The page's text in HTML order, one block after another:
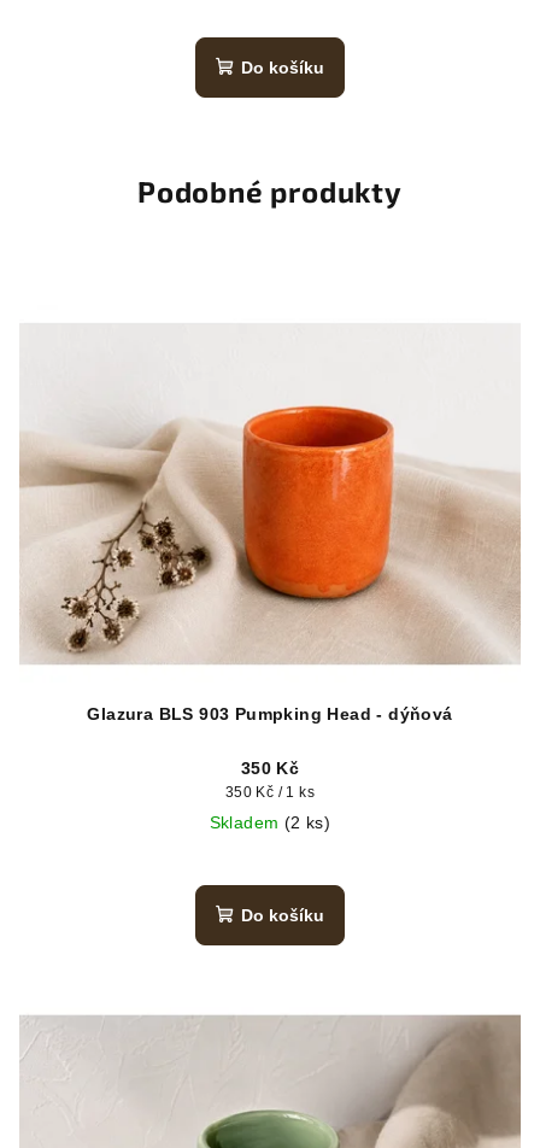
Do košíku
Podobné produkty
Glazura BLS 903 Pumpking Head - dýňová
350 Kč
Měrná
cena:
350 Kč / 1 ks
Skladem (2 ks)
Do košíku